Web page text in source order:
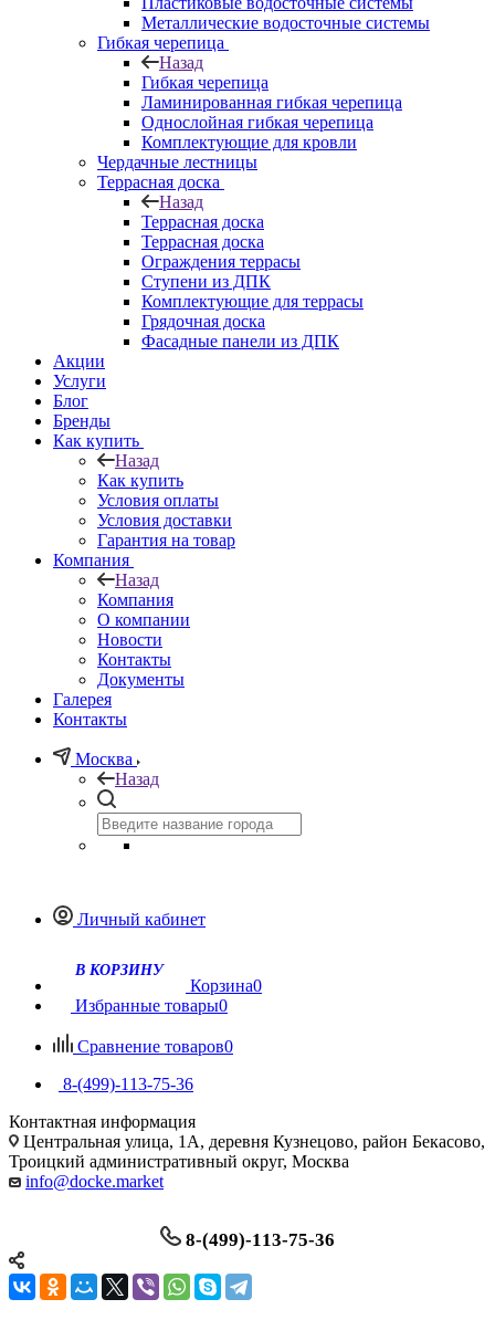
Металлические водосточные системы
Гибкая черепица
Назад
Гибкая черепица
Ламинированная гибкая черепица
Однослойная гибкая черепица
Комплектующие для кровли
Чердачные лестницы
Террасная доска
Назад
Террасная доска
Террасная доска
Ограждения террасы
Ступени из ДПК
Комплектующие для террасы
Грядочная доска
Фасадные панели из ДПК
Акции
Услуги
Блог
Бренды
Как купить
Назад
Как купить
Условия оплаты
Условия доставки
Гарантия на товар
Компания
Назад
Компания
О компании
Новости
Контакты
Документы
Галерея
Контакты
Москва
Назад
Личный кабинет
Корзина0
Избранные товары0
Сравнение товаров0
8-(499)-113-75-36
Контактная информация
Центральная улица, 1А, деревня Кузнецово, район Бекасово,
Троицкий административный округ, Москва
info@docke.market
8-(499)-113-75-36